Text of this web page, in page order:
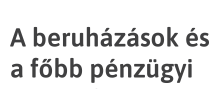
A beruházások és
a főbb pénzügyi